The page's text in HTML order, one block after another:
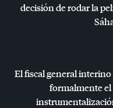
decisión de rodar la
El fiscal general interino
formalmente el